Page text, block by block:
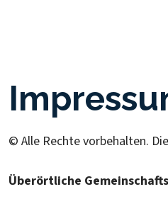
© Alle Rechte vorbehalten.
Überörtliche